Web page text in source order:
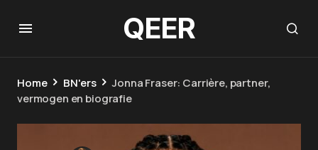
QEER
Home BN'ers
Jonna Fraser: Carrière, partner,
vermogen en biografie